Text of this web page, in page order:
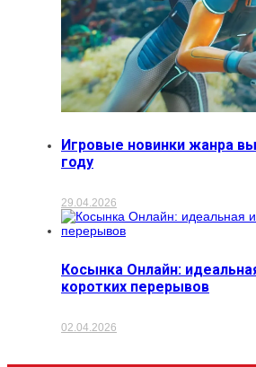
Игровые новинки жанра
году
29.04.2026
Косынка Онлайн:
коротких перерывов
02.04.2026